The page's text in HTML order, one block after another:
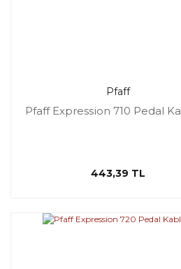
Pfaff
Pfaff Expression 710 Pedal
443,39 TL